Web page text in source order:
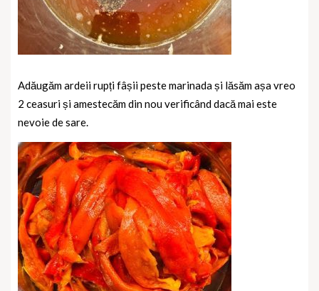
Adăugăm ardeii rupți fâșii peste marinada și lăsăm așa vreo
2 ceasuri și amestecăm din nou verificând dacă mai este
nevoie de sare.